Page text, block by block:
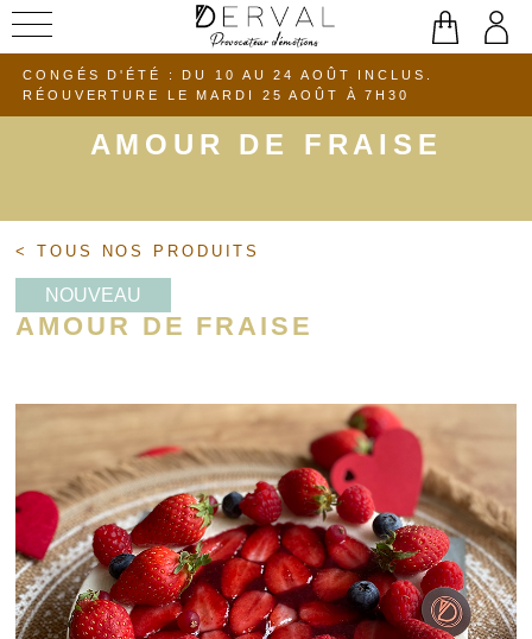
Aller
contenu
CONGÉS D'ÉTÉ : DU 10 AU 24 AOÛT INCLUS.
RÉOUVERTURE LE MARDI 25 AOÛT À 7H30
AMOUR DE FRAISE
< TOUS NOS PRODUITS
NOUVEAU
AMOUR DE FRAISE